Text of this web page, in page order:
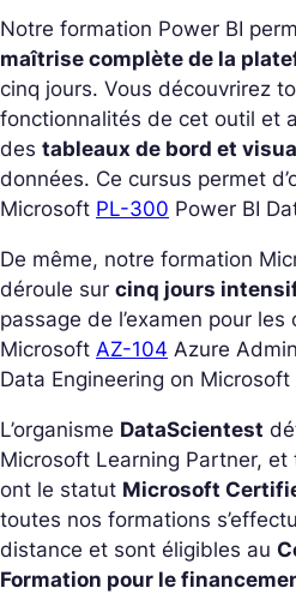
Notre formation Power BI
maîtrise complète de la
cinq jours. Vous découvrirez
fonctionnalités de cet outil et
des tableaux de bord et
données. Ce cursus permet
Microsoft PL-300 Power BI
De même, notre formation
déroule sur cinq jours
passage de l’examen pour
Microsoft AZ-104 Azure
Data Engineering on Microsoft
L’organisme DataScientest
Microsoft Learning Partner,
ont le statut Microsoft
toutes nos formations
distance et sont éligibles au
Formation pour le